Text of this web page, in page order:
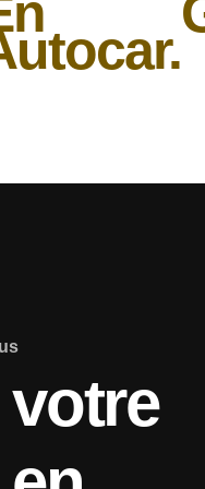
votre